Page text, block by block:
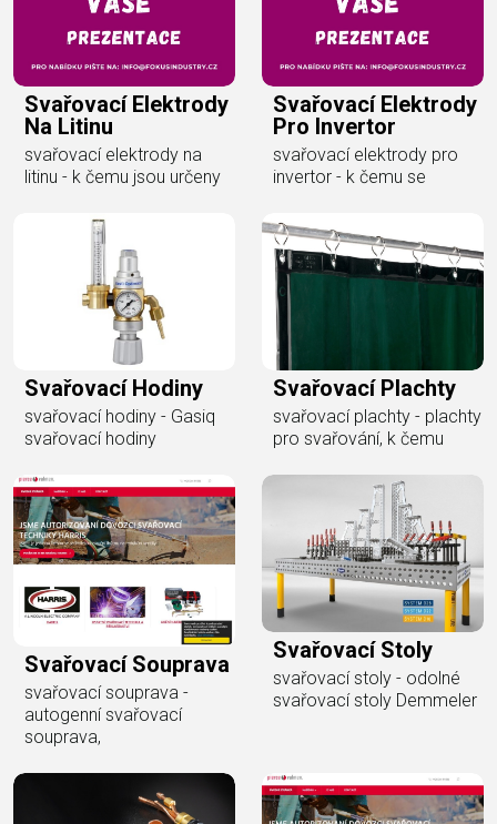
Svařovací Elektrody
Na Litinu
svařovací elektrody na
litinu - k čemu jsou určeny
Svařovací Elektrody
Pro Invertor
svařovací elektrody pro
invertor - k čemu se
Svařovací Hodiny
svařovací hodiny - Gasiq
svařovací hodiny
Svařovací Plachty
svařovací plachty - plachty
pro svařování, k čemu
Svařovací Souprava
svařovací souprava -
autogenní svařovací
souprava,
Svařovací Stoly
svařovací stoly - odolné
svařovací stoly Demmeler